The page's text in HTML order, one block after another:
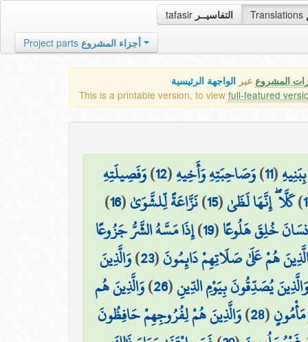
tafasir التفاسيــر Translations
Project parts أجزاء المشروع
المشروع عبر الواجهة الرئيسية
This is a printable version, to view full-featured
(
11
)وَصَاحِبَتِهِ وَأَخِيهِ(
12
)وَفَصِيلَتِهِ
)كَلَّا ۖ إِنَّهَا لَظَىٰ(
15
)نَزَّاعَةً لِّلشَّوَىٰ(
16
)
خُلِقَ هَلُوعًا(
19
)إِذَا مَسَّهُ الشَّرُّ جَزُوعًا
الَّذِينَ هُمْ عَلَىٰ صَلَاتِهِمْ دَائِمُونَ(
23
)وَالَّذِينَ
وَالَّذِينَ يُصَدِّقُونَ بِيَوْمِ الدِّينِ(
26
)وَالَّذِينَ هُم
(
28
)وَالَّذِينَ هُمْ لِفُرُوجِهِمْ حَافِظُونَ